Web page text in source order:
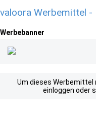
valoora Werbemittel -
Werbebanner
Um dieses Werbemittel
einloggen oder